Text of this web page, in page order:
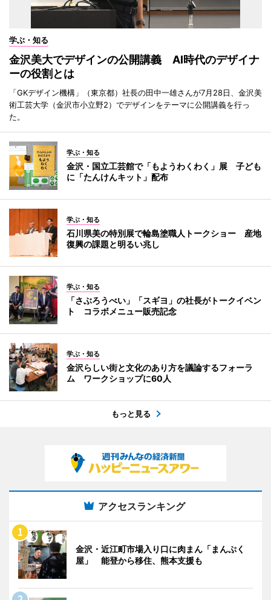
学ぶ・知る
金沢美大でデザインの公開講義 AI時代のデザイナ
ーの役割とは
「GKデザイン機構」（東京都）社長の田中一雄さんが7月28日、金沢美
術工芸大学（金沢市小立野2）でデザインをテーマに公開講義を行っ
た。
学ぶ・知る
金沢・国立工芸館で「もようわくわく」展 子ども
に「たんけんキット」配布
学ぶ・知る
石川県美の特別展で輪島塗職人トークショー 産地
復興の課題と明るい兆し
学ぶ・知る
「さぶろうべい」「スギヨ」の社長がトークイベン
ト コラボメニュー販売記念
学ぶ・知る
金沢らしい街と文化のあり方を議論するフォーラ
ム ワークショップに60人
もっと見る
アクセスランキング
金沢・近江町市場入り口に肉まん「まんぷく
屋」 能登から移住、熊本支援も